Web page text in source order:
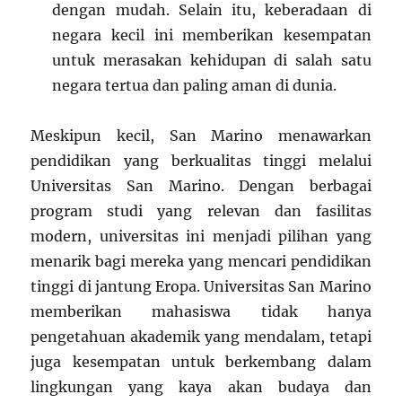
dengan mudah. Selain itu, keberadaan di
negara kecil ini memberikan kesempatan
untuk merasakan kehidupan di salah satu
negara tertua dan paling aman di dunia.
Meskipun kecil, San Marino menawarkan
pendidikan yang berkualitas tinggi melalui
Universitas San Marino. Dengan berbagai
program studi yang relevan dan fasilitas
modern, universitas ini menjadi pilihan yang
menarik bagi mereka yang mencari pendidikan
tinggi di jantung Eropa. Universitas San Marino
memberikan mahasiswa tidak hanya
pengetahuan akademik yang mendalam, tetapi
juga kesempatan untuk berkembang dalam
lingkungan yang kaya akan budaya dan